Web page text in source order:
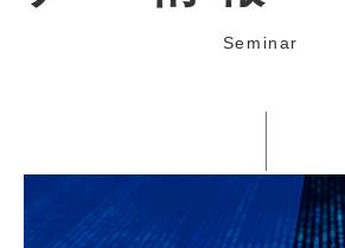
Seminar